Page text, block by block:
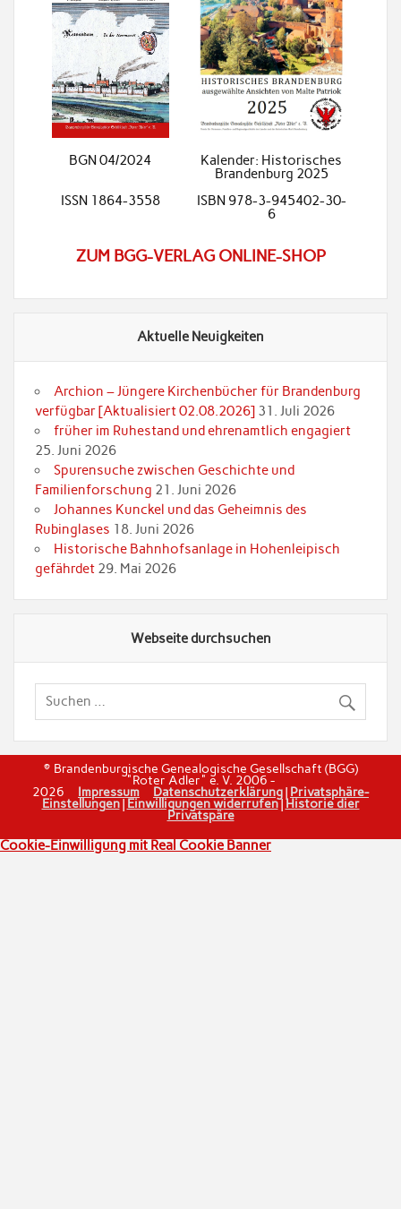
BGN 04/2024
Kalender: Historisches
Brandenburg 2025
ISSN 1864-3558
ISBN 978-3-945402-30-
6
ZUM BGG-VERLAG ONLINE-SHOP
Aktuelle Neuigkeiten
Archion – Jüngere Kirchenbücher für Brandenburg
verfügbar [Aktualisiert 02.08.2026] 31. Juli 2026
früher im Ruhestand und ehrenamtlich engagiert
25. Juni 2026
Spurensuche zwischen Geschichte und
Familienforschung 21. Juni 2026
Johannes Kunckel und das Geheimnis des
Rubinglases 18. Juni 2026
Historische Bahnhofsanlage in Hohenleipisch
gefährdet 29. Mai 2026
Webseite durchsuchen
© Brandenburgische Genealogische Gesellschaft (BGG)
"Roter Adler" e. V. 2006 -
2026 Impressum Datenschutzerklärung| Privatsphäre-
Einstellungen| Einwilligungen widerrufen|Historie dier
Privatspäre
Cookie-Einwilligung mit Real Cookie Banner